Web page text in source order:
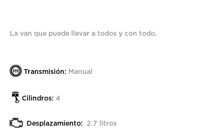
La van que puede llevar a todos y con todo.
Transmisión: Manual
Cilindros: 4
Desplazamiento: 2.7 litros